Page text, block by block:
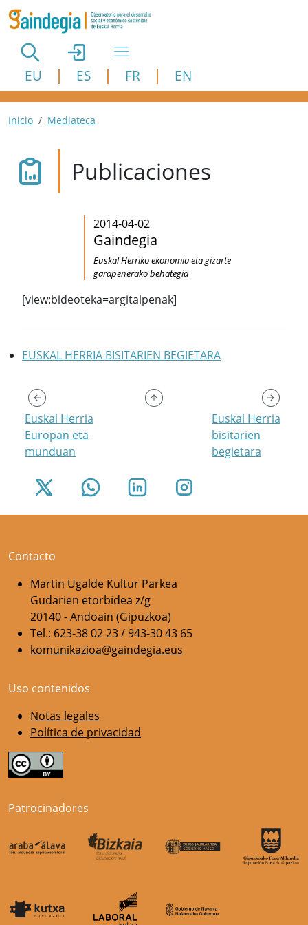
Pasar al contenido principal
EU ES FR EN
Ruta de navegación
Inicio Mediateca
Publicaciones
2014-04-02
Gaindegia
Euskal Herriko ekonomia eta gizarte
garapenerako behategia
[view:bideoteka=argitalpenak]
EUSKAL HERRIA BISITARIEN BEGIETARA
Euskal Herria
Europan eta
munduan
Euskal Herria
bisitarien
begietara
Contacto
Martin Ugalde Kultur Parkea
Gudarien etorbidea z/g
20140 - Andoain (Gipuzkoa)
Tel.: 623-38 02 23 / 943-30 43 65
komunikazioa@gaindegia.eus
Uso contenidos
Notas legales
Política de privacidad
Patrocinadores